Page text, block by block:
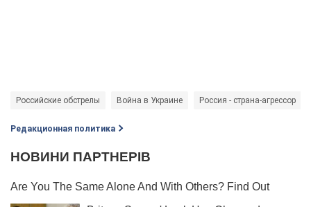
Российские обстрелы Война в Украине Россия - страна-агрессор
Редакционная политика